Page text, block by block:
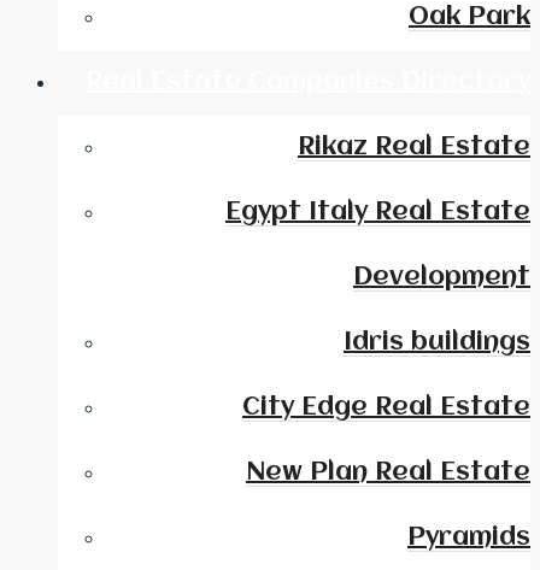
Oak Park
Rikaz Real Estate
Egypt Italy Real Estate
Development
Idris buildings
City Edge Real Estate
New Plan Real Estate
Pyramids